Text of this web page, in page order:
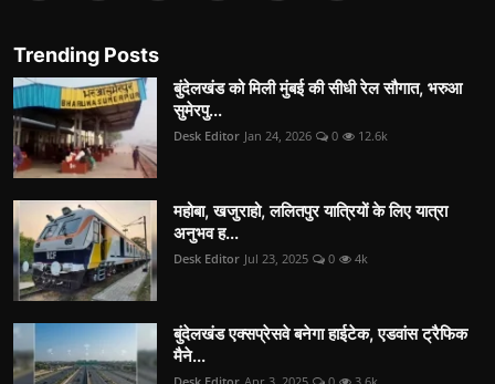
Trending Posts
बुंदेलखंड को मिली मुंबई की सीधी रेल सौगात, भरुआ
सुमेरपु...
Desk Editor Jan 24, 2026 0 12.6k
महोबा, खजुराहो, ललितपुर यात्रियों के लिए यात्रा
अनुभव ह...
Desk Editor Jul 23, 2025 0 4k
बुंदेलखंड एक्सप्रेसवे बनेगा हाईटेक, एडवांस ट्रैफिक
मैने...